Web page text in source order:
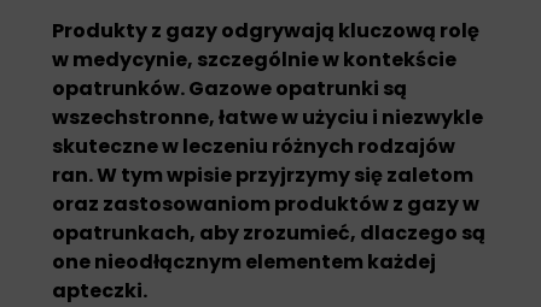
Produkty z gazy odgrywają kluczową rolę
w medycynie, szczególnie w kontekście
opatrunków. Gazowe opatrunki są
wszechstronne, łatwe w użyciu i niezwykle
skuteczne w leczeniu różnych rodzajów
ran. W tym wpisie przyjrzymy się zaletom
oraz zastosowaniom produktów z gazy w
opatrunkach, aby zrozumieć, dlaczego są
one nieodłącznym elementem każdej
apteczki.